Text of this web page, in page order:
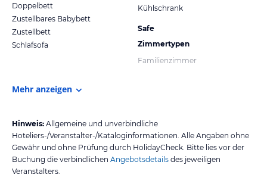
Doppelbett
Zustellbares Babybett
Zustellbett
Schlafsofa
Kühlschrank
Safe
Zimmertypen
Familienzimmer
Mehr anzeigen
Hinweis: Allgemeine und unverbindliche
Hoteliers-/Veranstalter-/Kataloginformationen. Alle Angaben ohne
Gewähr und ohne Prüfung durch HolidayCheck. Bitte lies vor der
Buchung die verbindlichen Angebotsdetails des jeweiligen
Veranstalters.